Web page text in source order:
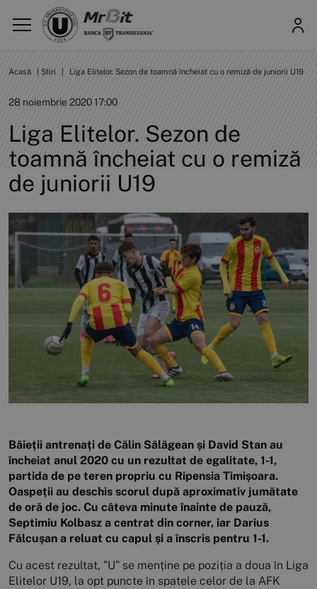
Acasă Știri Liga Elitelor. Sezon de toamnă încheiat cu o remiză de juniorii U19
28 noiembrie 2020 17:00
Liga Elitelor. Sezon de
toamnă încheiat cu o remiză
de juniorii U19
Băieții antrenați de Călin Sălăgean și David Stan au
încheiat anul 2020 cu un rezultat de egalitate, 1-1,
partida de pe teren propriu cu Ripensia Timișoara.
Oaspeții au deschis scorul după aproximativ jumătate
de oră de joc. Cu câteva minute înainte de pauză,
Septimiu Kolbasz a centrat din corner, iar Darius
Fălcușan a reluat cu capul și a înscris pentru 1-1.
Cu acest rezultat, ”U” se menține pe poziția a doua în Liga
Elitelor U19, la opt puncte în spatele celor de la AFK